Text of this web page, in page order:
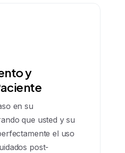
y
en su
que usted y su
el uso
post-